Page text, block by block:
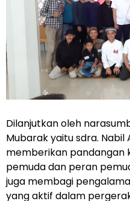
Dilanjutkan oleh
Mubarak yaitu sdra. Nabil
memberikan pandangan
pemuda dan peran
juga membagi
yang aktif dalam